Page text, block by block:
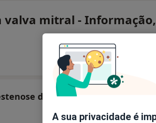
valva mitral -
da valva mitral
A sua privacidade é